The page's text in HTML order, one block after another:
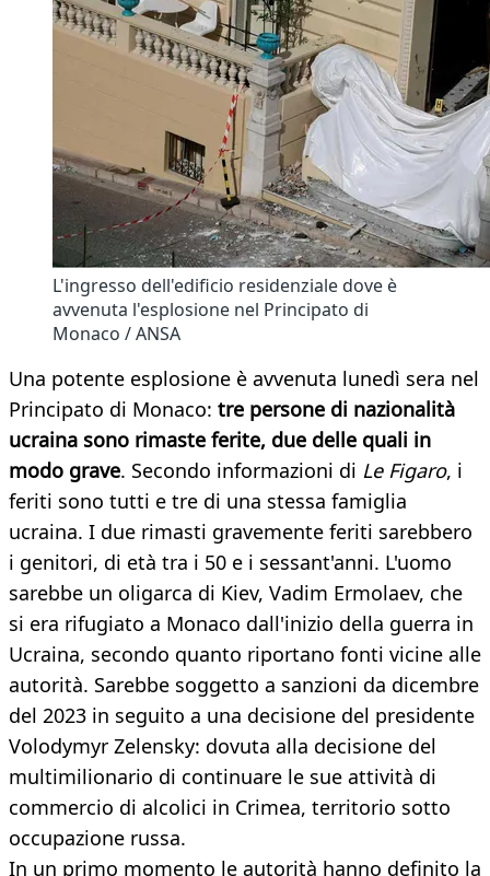
L'ingresso dell'edificio residenziale dove è
avvenuta l'esplosione nel Principato di
Monaco / ANSA
Una potente esplosione è avvenuta lunedì sera nel
Principato di Monaco: tre persone di nazionalità
ucraina sono rimaste ferite, due delle quali in
modo grave. Secondo informazioni di Le Figaro, i
feriti sono tutti e tre di una stessa famiglia
ucraina. I due rimasti gravemente feriti sarebbero
i genitori, di età tra i 50 e i sessant'anni. L'uomo
sarebbe un oligarca di Kiev, Vadim Ermolaev, che
si era rifugiato a Monaco dall'inizio della guerra in
Ucraina, secondo quanto riportano fonti vicine alle
autorità. Sarebbe soggetto a sanzioni da dicembre
del 2023 in seguito a una decisione del presidente
Volodymyr Zelensky: dovuta alla decisione del
multimilionario di continuare le sue attività di
commercio di alcolici in Crimea, territorio sotto
occupazione russa.
In un primo momento le autorità hanno definito la